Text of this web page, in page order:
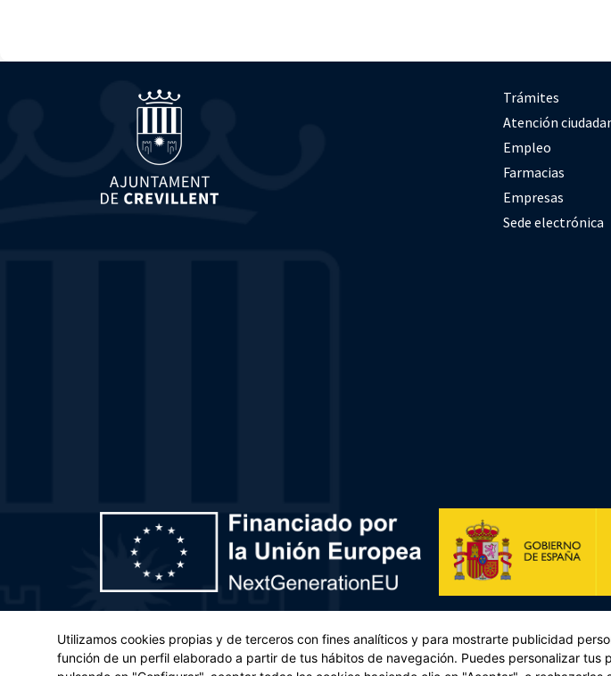
Trámites
Atención
Empleo
Farmacias
Empresas
Sede electrónica
(UE) 2021/241 del Parlamento Europeo y del Consejo, de 12 de febrero de 2021.
Utilizamos cookies propias y de terceros con fines analíticos y para mostrarte publicidad
función de un perfil elaborado a partir de tus hábitos de navegación. Puedes personalizar tus